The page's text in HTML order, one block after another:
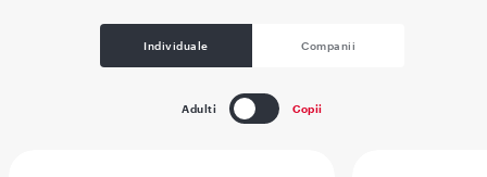
Individuale Companii
Adulti Copii